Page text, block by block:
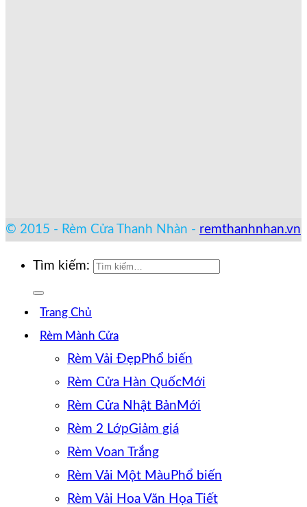
© 2015 - Rèm Cửa Thanh Nhàn - remthanhnhan.vn
Tìm kiếm:
Trang Chủ
Rèm Mành Cửa
Rèm Vải Đẹp
Rèm Cửa Hàn Quốc
Rèm Cửa Nhật Bản
Rèm 2 Lớp
Rèm Voan Trắng
Rèm Vải Một Màu
Rèm Vải Hoa Văn Họa Tiết